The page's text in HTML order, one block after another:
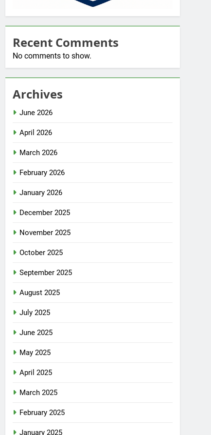
Recent Comments
No comments to show.
Archives
June 2026
April 2026
March 2026
February 2026
January 2026
December 2025
November 2025
October 2025
September 2025
August 2025
July 2025
June 2025
May 2025
April 2025
March 2025
February 2025
January 2025